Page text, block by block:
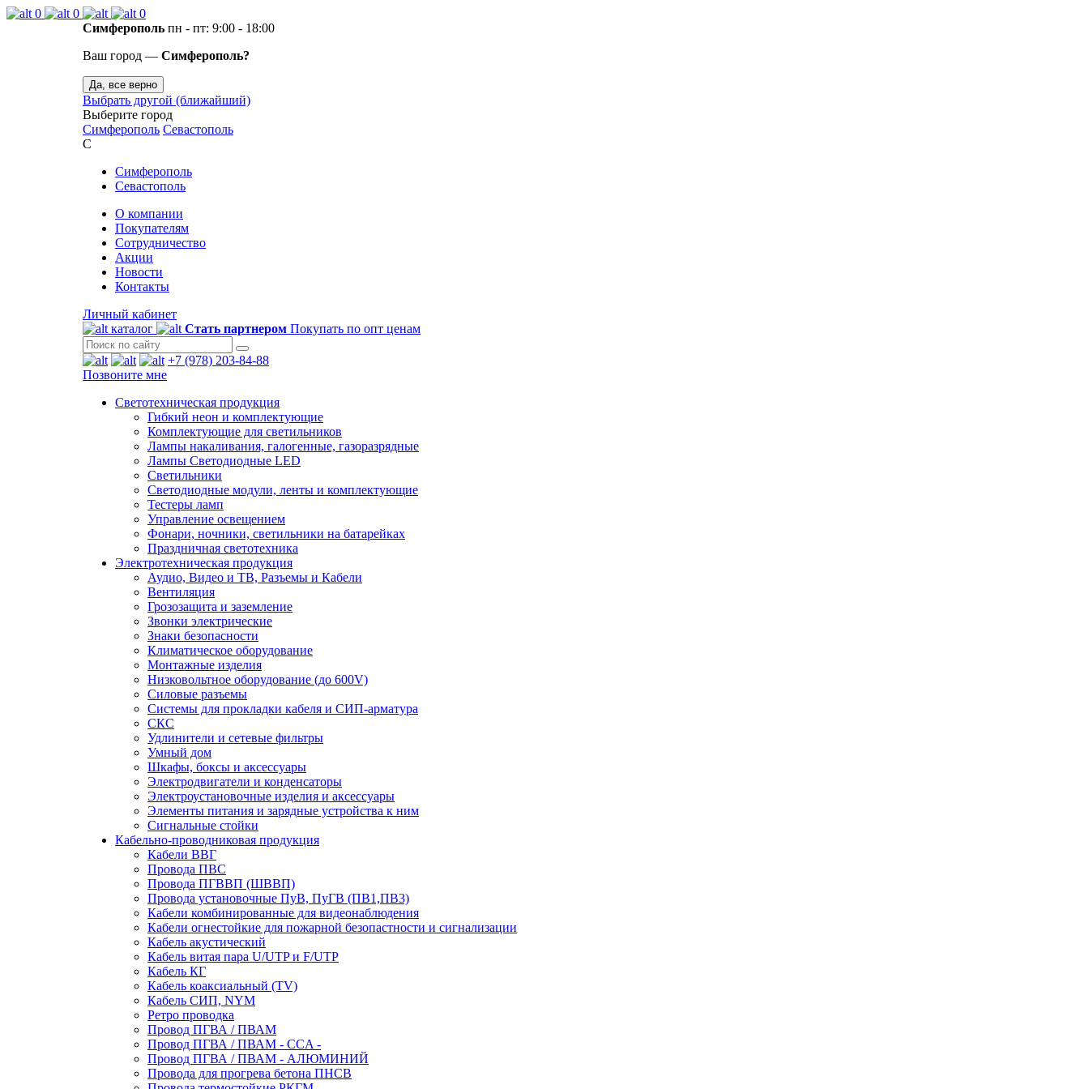
0 0
0
Симферополь пн - пт: 9:00 - 18:00
Ваш город — Симферополь?
Да, все верно
Выбрать другой (ближайший)
Выберите город
Симферополь Севастополь
С
Симферополь
Севастополь
О компании
Покупателям
Сотрудничество
Акции
Новости
Контакты
Личный кабинет
каталог
Стать партнером Покупать по опт ценам
+7 (978) 203-84-88
Позвоните мне
Светотехническая продукция
Гибкий неон и комплектующие
Комплектующие для светильников
Лампы накаливания, галогенные, газоразрядные
Лампы Светодиодные LED
Светильники
Светодиодные модули, ленты и комплектующие
Тестеры ламп
Управление освещением
Фонари, ночники, светильники на батарейках
Праздничная светотехника
Электротехническая продукция
Аудио, Видео и ТВ, Разъемы и Кабели
Вентиляция
Грозозащита и заземление
Звонки электрические
Знаки безопасности
Климатическое оборудование
Монтажные изделия
Низковольтное оборудование (до 600V)
Силовые разъемы
Системы для прокладки кабеля и СИП-арматура
СКС
Удлинители и сетевые фильтры
Умный дом
Шкафы, боксы и аксессуары
Электродвигатели и конденсаторы
Электроустановочные изделия и аксессуары
Элементы питания и зарядные устройства к ним
Сигнальные стойки
Кабельно-проводниковая продукция
Кабели ВВГ
Провода ПВС
Провода ПГВВП (ШВВП)
Провода установочные ПуВ, ПуГВ (ПВ1,ПВ3)
Кабели комбинированные для видеонаблюдения
Кабели огнестойкие для пожарной безопастности и сигнализации
Кабель акустический
Кабель витая пара U/UTP и F/UTP
Кабель КГ
Кабель коаксиальный (TV)
Кабель СИП, NYM
Ретро проводка
Провод ПГВА / ПВАМ
Провод ПГВА / ПВАМ - CCA -
Провод ПГВА / ПВАМ - АЛЮМИНИЙ
Провода для прогрева бетона ПНСВ